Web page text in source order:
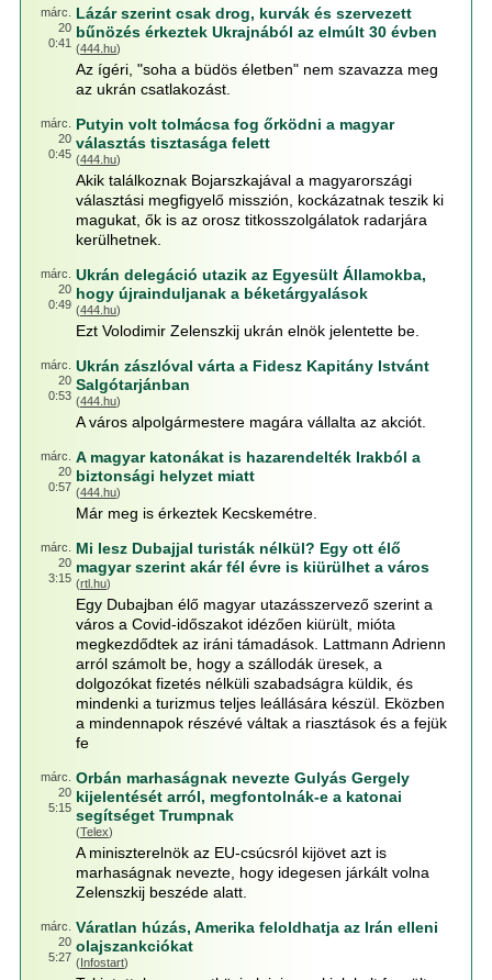
márc.
20
0:41
Lázár szerint csak drog, kurvák és szervezett
bűnözés érkeztek Ukrajnából az elmúlt 30 évben
(444.hu)
Az ígéri, "soha a büdös életben" nem szavazza meg
az ukrán csatlakozást.
márc.
20
0:45
Putyin volt tolmácsa fog őrködni a magyar
választás tisztasága felett
(444.hu)
Akik találkoznak Bojarszkajával a magyarországi
választási megfigyelő misszión, kockázatnak teszik ki
magukat, ők is az orosz titkosszolgálatok radarjára
kerülhetnek.
márc.
20
0:49
Ukrán delegáció utazik az Egyesült Államokba,
hogy újrainduljanak a béketárgyalások
(444.hu)
Ezt Volodimir Zelenszkij ukrán elnök jelentette be.
márc.
20
0:53
Ukrán zászlóval várta a Fidesz Kapitány Istvánt
Salgótarjánban
(444.hu)
A város alpolgármestere magára vállalta az akciót.
márc.
20
0:57
A magyar katonákat is hazarendelték Irakból a
biztonsági helyzet miatt
(444.hu)
Már meg is érkeztek Kecskemétre.
márc.
20
3:15
Mi lesz Dubajjal turisták nélkül? Egy ott élő
magyar szerint akár fél évre is kiürülhet a város
(rtl.hu)
Egy Dubajban élő magyar utazásszervező szerint a
város a Covid-időszakot idézően kiürült, mióta
megkezdődtek az iráni támadások. Lattmann Adrienn
arról számolt be, hogy a szállodák üresek, a
dolgozókat fizetés nélküli szabadságra küldik, és
mindenki a turizmus teljes leállására készül. Eközben
a mindennapok részévé váltak a riasztások és a fejük
fe
márc.
20
5:15
Orbán marhaságnak nevezte Gulyás Gergely
kijelentését arról, megfontolnák-e a katonai
segítséget Trumpnak
(Telex)
A miniszterelnök az EU-csúcsról kijövet azt is
marhaságnak nevezte, hogy idegesen járkált volna
Zelenszkij beszéde alatt.
márc.
20
5:27
Váratlan húzás, Amerika feloldhatja az Irán elleni
olajszankciókat
(Infostart)